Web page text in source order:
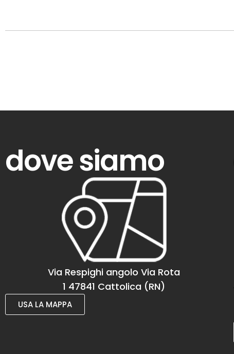
dove siamo
Via Respighi angolo Via Rota
1 47841 Cattolica (RN)
USA LA MAPPA